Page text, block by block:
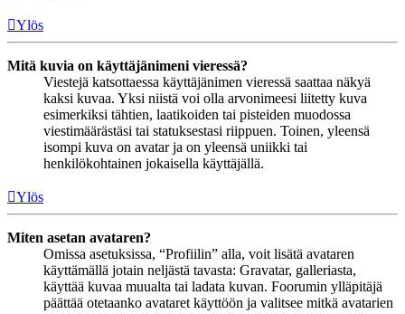
Ylös
Mitä kuvia on käyttäjänimeni vieressä?
Viestejä katsottaessa käyttäjänimen vieressä saattaa näkyä
kaksi kuvaa. Yksi niistä voi olla arvonimeesi liitetty kuva
esimerkiksi tähtien, laatikoiden tai pisteiden muodossa
viestimäärästäsi tai statuksestasi riippuen. Toinen, yleensä
isompi kuva on avatar ja on yleensä uniikki tai
henkilökohtainen jokaisella käyttäjällä.
Ylös
Miten asetan avataren?
Omissa asetuksissa, “Profiilin” alla, voit lisätä avataren
käyttämällä jotain neljästä tavasta: Gravatar, galleriasta,
käyttää kuvaa muualta tai ladata kuvan. Foorumin ylläpitäjä
päättää otetaanko avataret käyttöön ja valitsee mitkä avatarien